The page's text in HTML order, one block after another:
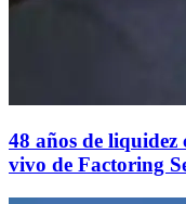
48 años de liquidez
vivo de Factoring